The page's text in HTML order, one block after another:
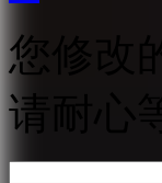
您修改
请耐心